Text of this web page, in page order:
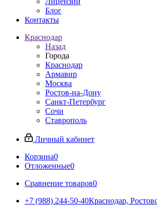
Блог
Контакты
Краснодар
Назад
Города
Краснодар
Армавир
Москва
Ростов-на-Дону
Санкт-Петербург
Сочи
Ставрополь
Личный кабинет
Корзина0
Отложенные0
Сравнение товаров0
+7 (988) 244-50-40Краснодар,